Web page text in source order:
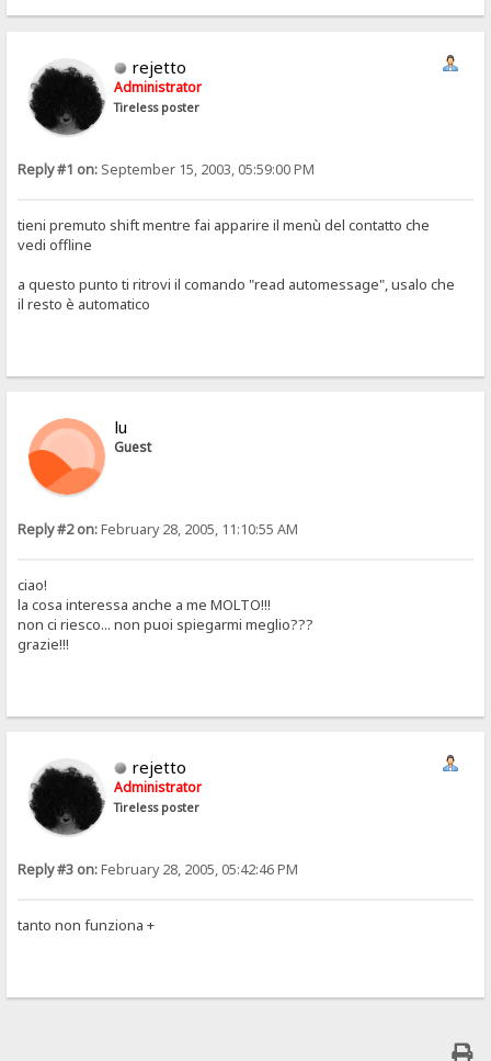
rejetto
Administrator
Tireless poster
Reply #1 on: September 15, 2003, 05:59:00 PM
tieni premuto shift mentre fai apparire il menù del contatto che
vedi offline
a questo punto ti ritrovi il comando "read automessage", usalo che
il resto è automatico
lu
Guest
Reply #2 on:February 28, 2005, 11:10:55 AM
ciao!
la cosa interessa anche a me MOLTO!!!
non ci riesco... non puoi spiegarmi meglio???
grazie!!!
rejetto
Administrator
Tireless poster
Reply #3 on:February 28, 2005, 05:42:46 PM
tanto non funziona +